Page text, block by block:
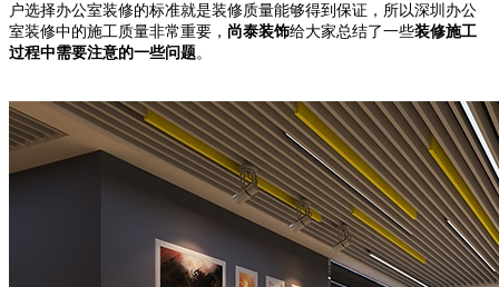
户选择办公室装修的标准就是装修质量能够得到保证，所以深圳办公
室装修中的施工质量非常重要， 尚泰装饰给大家总结了一些装修施工
过程中需要注意的一些问题。